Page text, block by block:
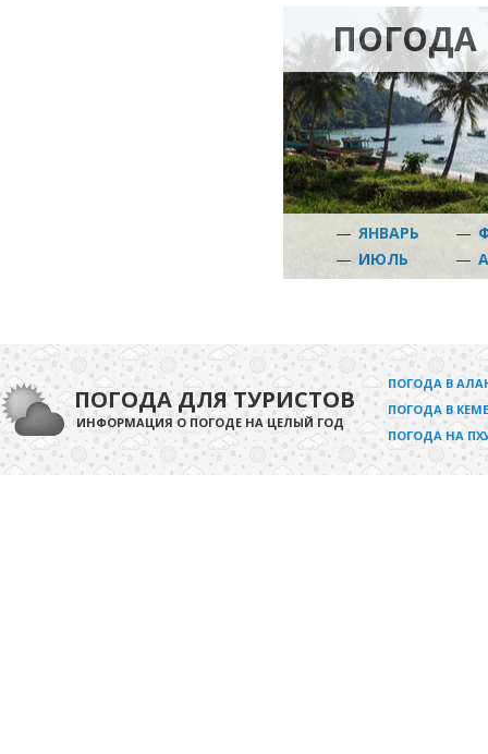
ПОГОДА
— ЯНВАРЬ —
— ИЮЛЬ —
ПОГОДА ДЛЯ ТУРИСТОВ
ИНФОРМАЦИЯ О ПОГОДЕ НА ЦЕЛЫЙ ГОД
ПОГОДА В
ПОГОДА В
ПОГОДА НА